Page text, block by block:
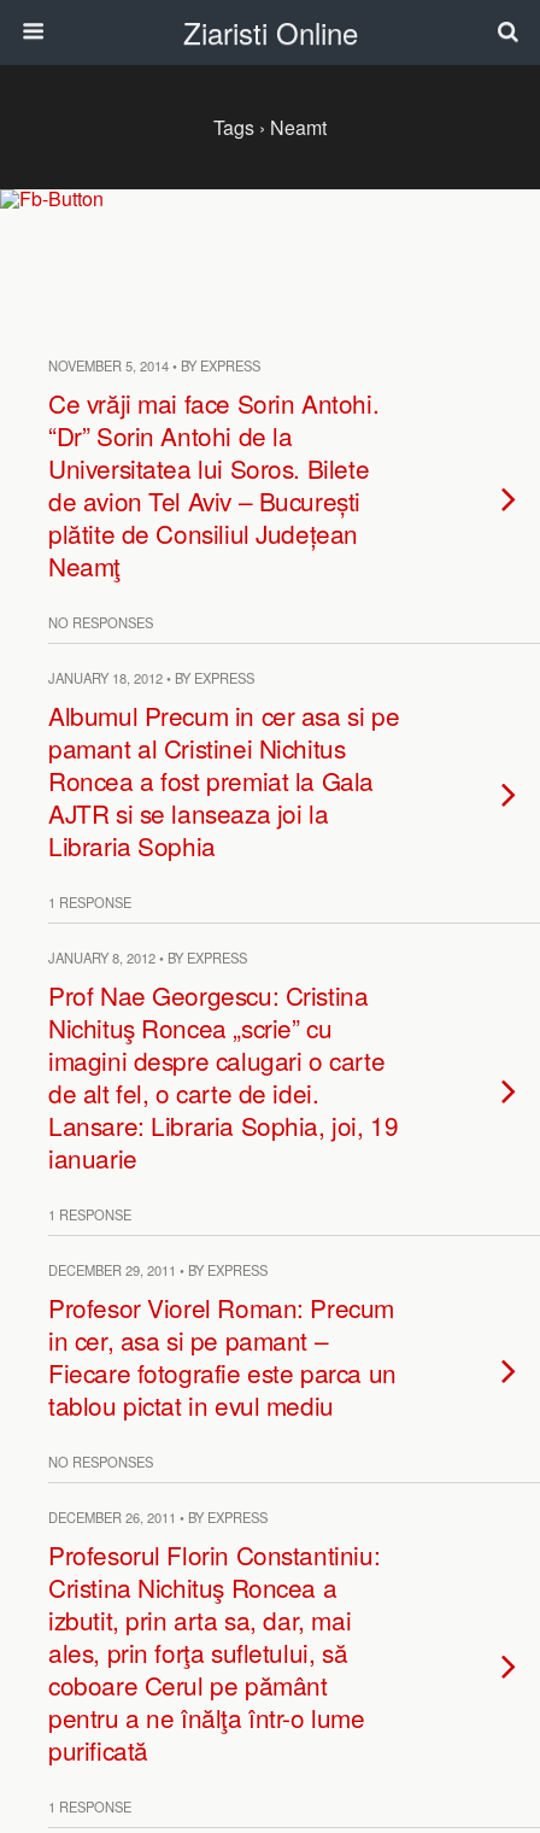
Ziaristi Online
Tags › Neamt
NOVEMBER 5, 2014 • BY EXPRESS
Ce vrăji mai face Sorin Antohi.
“Dr” Sorin Antohi de la
Universitatea lui Soros. Bilete
de avion Tel Aviv – București
plătite de Consiliul Județean
Neamţ
NO RESPONSES
JANUARY 18, 2012 • BY EXPRESS
Albumul Precum in cer asa si pe
pamant al Cristinei Nichitus
Roncea a fost premiat la Gala
AJTR si se lanseaza joi la
Libraria Sophia
1 RESPONSE
JANUARY 8, 2012 • BY EXPRESS
Prof Nae Georgescu: Cristina
Nichituş Roncea „scrie” cu
imagini despre calugari o carte
de alt fel, o carte de idei.
Lansare: Libraria Sophia, joi, 19
ianuarie
1 RESPONSE
DECEMBER 29, 2011 • BY EXPRESS
Profesor Viorel Roman: Precum
in cer, asa si pe pamant –
Fiecare fotografie este parca un
tablou pictat in evul mediu
NO RESPONSES
DECEMBER 26, 2011 • BY EXPRESS
Profesorul Florin Constantiniu:
Cristina Nichituş Roncea a
izbutit, prin arta sa, dar, mai
ales, prin forţa sufletului, să
coboare Cerul pe pământ
pentru a ne înălţa într-o lume
purificată
1 RESPONSE